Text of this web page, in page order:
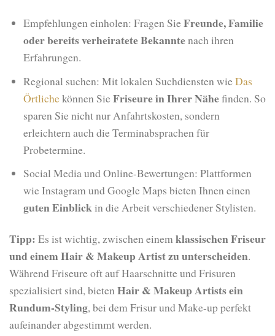
Empfehlungen einholen: Fragen SieFreunde, Familie
oder bereits verheiratete Bekanntenach ihren
Erfahrungen.
Regional suchen: Mit lokalen Suchdiensten wieDas
Örtlichekönnen SieFriseure in Ihrer Nähefinden. So
sparen Sie nicht nur Anfahrtskosten, sondern
erleichtern auch die Terminabsprachen für
Probetermine.
Social Media und Online-Bewertungen: Plattformen
wie Instagram und Google Maps bieten Ihnen einen
guten Einblickin die Arbeit verschiedener Stylisten.
Tipp: Es ist wichtig, zwischen einemklassischen Friseur
und einem Hair & Makeup Artist zu unterscheiden.
Während Friseure oft auf Haarschnitte und Frisuren
spezialisiert sind, bietenHair & Makeup Artistsein
Rundum-Styling, bei dem Frisur und Make-up perfekt
aufeinander abgestimmt werden.